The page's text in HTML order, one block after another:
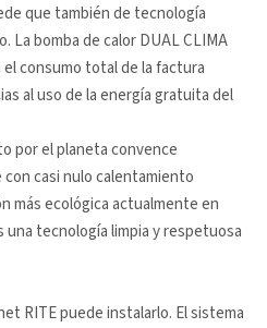
que también de tecnología
La bomba de calor DUAL CLIMA
consumo total de la factura
al uso de la energía gratuita del
por el planeta convence
con casi nulo calentamiento
más ecológica actualmente en
tecnología limpia y respetuosa
RITE puede instalarlo. El sistema